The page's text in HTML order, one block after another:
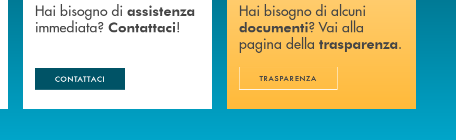
Hai bisogno di assistenza
immediata? Contattaci!
CONTATTACI
Hai bisogno di alcuni
documenti? Vai alla
pagina della trasparenza.
TRASPARENZA